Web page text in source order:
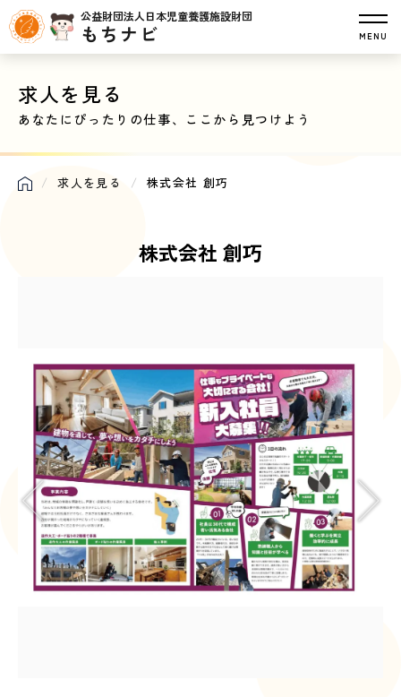
公益財団法人日本児童養護施設財団
もちナビ MENU
求人を見る
あなたにぴったりの仕事、ここから見つけよう
求人を見る 株式会社 創巧
株式会社 創巧